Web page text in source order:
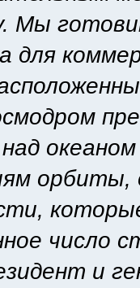
Мы
для
орбиты,
число
и